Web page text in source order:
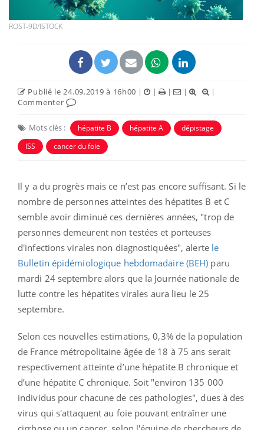
ROST-9D/ISTOCK
Publié le 24.09.2019 à 16h00 | | | |
|
Commenter
Mots clés : hépatite B hépatite A
dépistage
ISS
cancer du foie
Il y a du progrès mais ce n’est pas encore suffisant. Si le
nombre de personnes atteintes des hépatites B et C
semble avoir diminué ces dernières années, "trop de
personnes demeurent non testées et porteuses
d'infections virales non diagnostiquées", alerte le
Bulletin épidémiologique hebdomadaire (BEH) paru
mardi 24 septembre alors que la Journée nationale de
lutte contre les hépatites virales aura lieu le 25
septembre.
Selon ces nouvelles estimations, 0,3% de la population
de France métropolitaine âgée de 18 à 75 ans serait
respectivement atteinte d’une hépatite B chronique et
d’une hépatite C chronique. Soit "environ 135 000
individus pour chacune de ces pathologies", dues à des
virus qui s'attaquent au foie pouvant entraîner une